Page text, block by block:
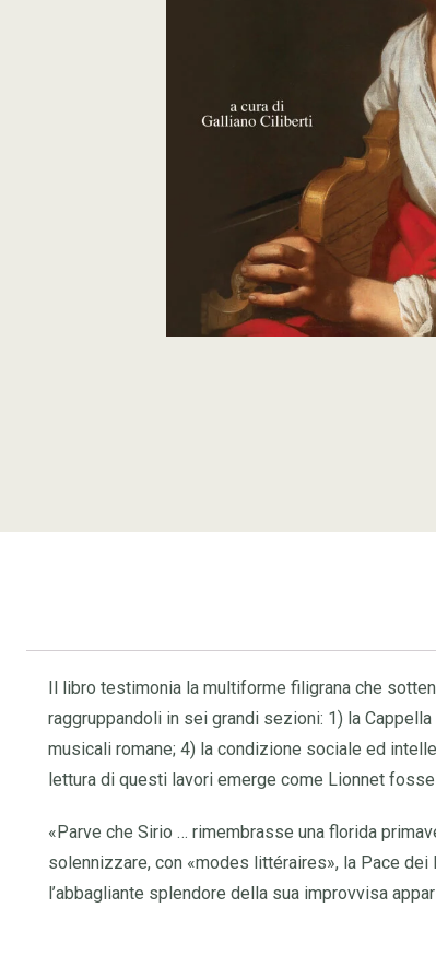
Il libro testimonia la multiforme filigrana che
raggruppandoli in sei grandi sezioni: 1) la
musicali romane; 4) la condizione sociale ed
lettura di questi lavori emerge come Lionnet
«Parve che Sirio … rimembrasse una florida
solennizzare, con «modes littéraires», la Pace dei
l’abbagliante splendore della sua improvvisa